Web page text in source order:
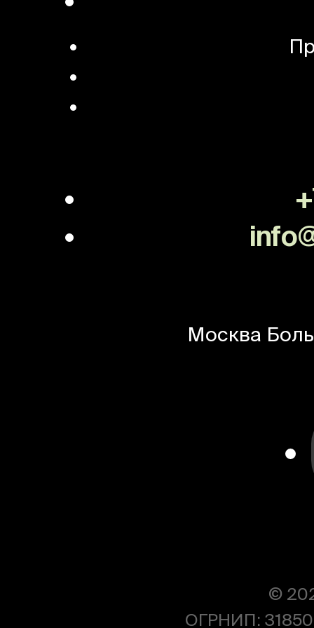
Москва
©
ОГРНИП: